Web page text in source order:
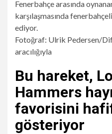
Fotoğraf: Ulrik Pedersen/
aracılığıyla
Bu hareket,
Hammers
favorisini
gösteriyor